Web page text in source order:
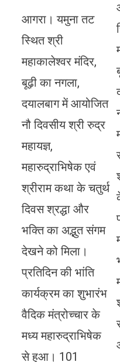
आगरा। यमुना तट
स्थित श्री
महाकालेश्वर मंदिर,
बूढ़ी का नगला,
दयालबाग में आयोजित
नौ दिवसीय श्री रुद्र
महायज्ञ,
महारुद्राभिषेक एवं
श्रीराम कथा के चतुर्थ
दिवस श्रद्धा और
भक्ति का अद्भुत संगम
देखने को मिला।
प्रतिदिन की भांति
कार्यक्रम का शुभारंभ
वैदिक मंत्रोच्चार के
मध्य महारुद्राभिषेक
से हुआ। 101